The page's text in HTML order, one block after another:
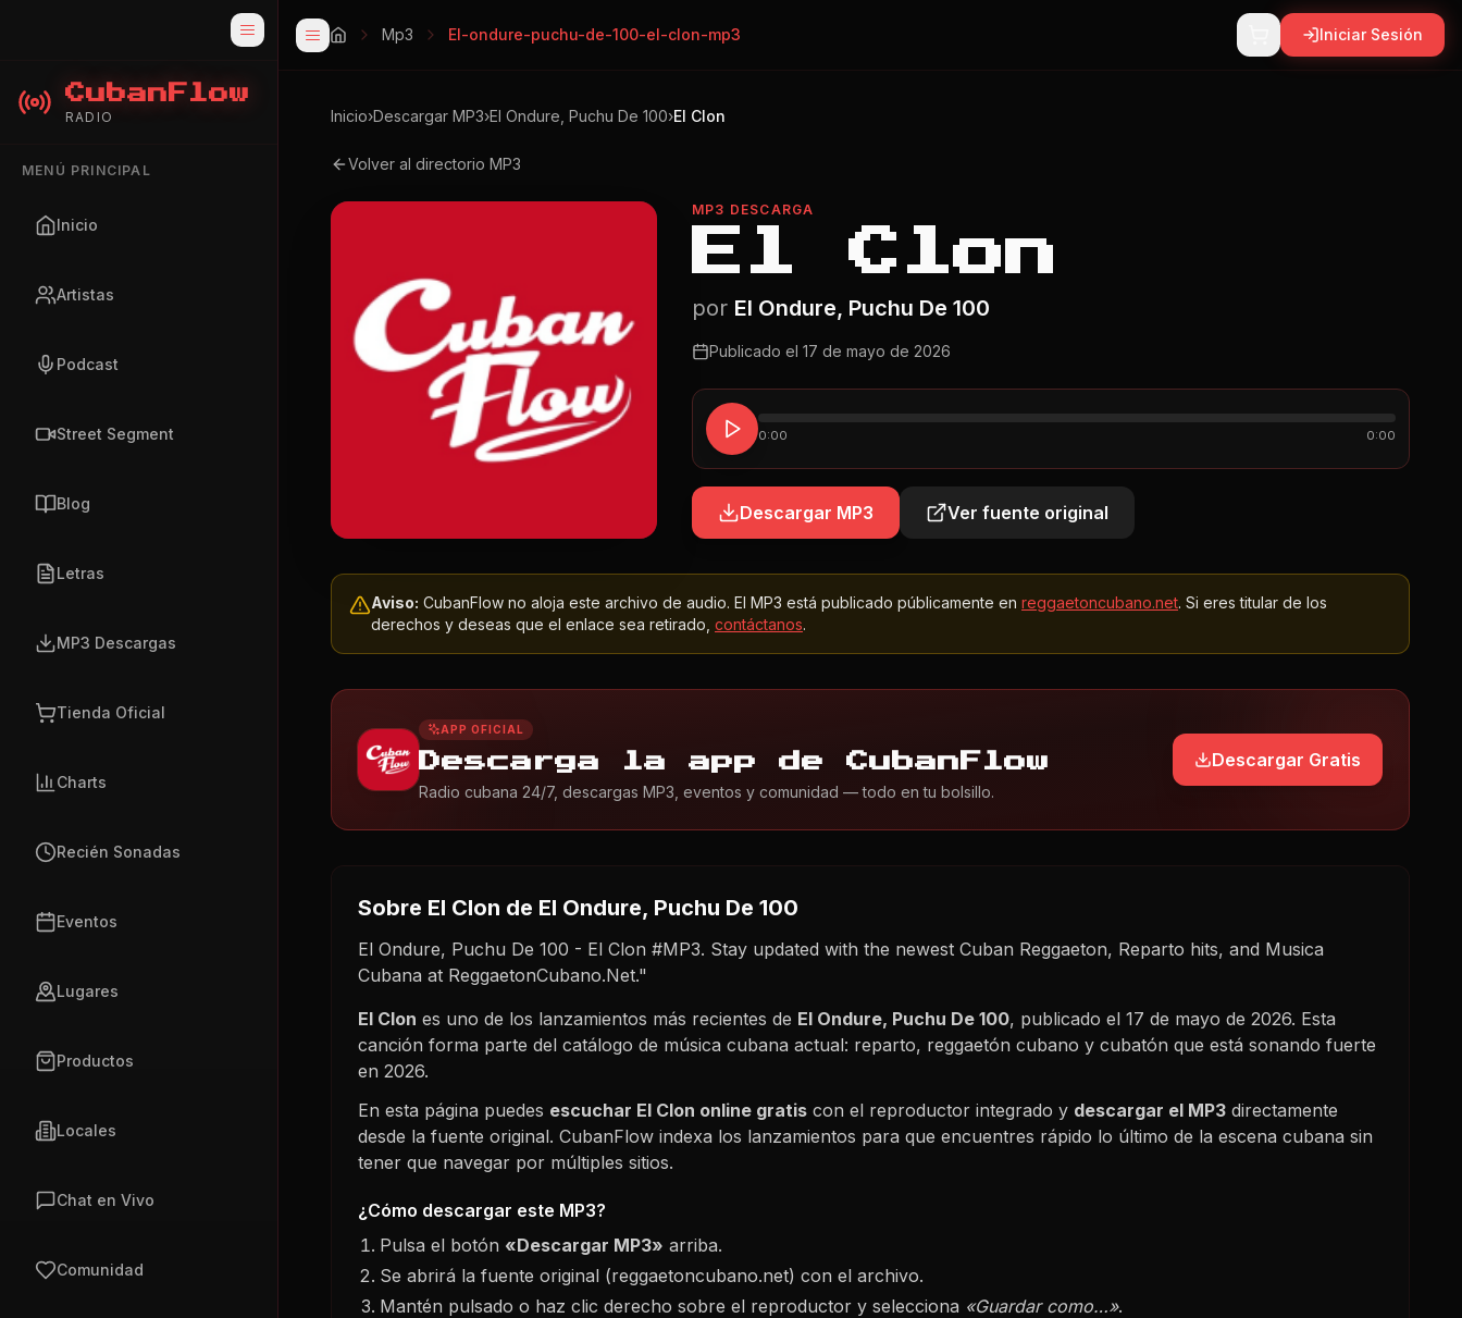
CubanFlow
RADIO
MENÚ PRINCIPAL
Inicio
Artistas
Podcast
Street Segment
Blog
Letras
MP3 Descargas
Tienda Oficial
Charts
Recién Sonadas
Eventos
Lugares
Productos
Locales
Chat en Vivo
Comunidad
Mp3 El-ondure-puchu-de-100-el-clon-mp3 Iniciar Sesión
Inicio›Descargar MP3›El Ondure, Puchu De 100›El Clon
Volver al directorio MP3
MP3 DESCARGA
El Clon
por El Ondure, Puchu De 100
Publicado el 17 de mayo de 2026
0:00 0:00
Descargar MP3 Ver fuente original
Aviso: CubanFlow no aloja este archivo de audio. El MP3 está publicado públicamente en reggaetoncubano.net. Si eres titular de los
derechos y deseas que el enlace sea retirado, contáctanos.
APP OFICIAL
Descarga la app de CubanFlow
Radio cubana 24/7, descargas MP3, eventos y comunidad — todo en tu bolsillo.
Descargar Gratis
Sobre El Clon de El Ondure, Puchu De 100
El Ondure, Puchu De 100 - El Clon #MP3. Stay updated with the newest Cuban Reggaeton, Reparto hits, and Musica
Cubana at ReggaetonCubano.Net."
El Clon es uno de los lanzamientos más recientes de El Ondure, Puchu De 100, publicado el 17 de mayo de 2026. Esta
canción forma parte del catálogo de música cubana actual: reparto, reggaetón cubano y cubatón que está sonando fuerte
en 2026.
En esta página puedes escuchar El Clon online gratis con el reproductor integrado y descargar el MP3 directamente
desde la fuente original. CubanFlow indexa los lanzamientos para que encuentres rápido lo último de la escena cubana sin
tener que navegar por múltiples sitios.
¿Cómo descargar este MP3?
Pulsa el botón «Descargar MP3» arriba.
Se abrirá la fuente original (reggaetoncubano.net) con el archivo.
Mantén pulsado o haz clic derecho sobre el reproductor y selecciona «Guardar como…».